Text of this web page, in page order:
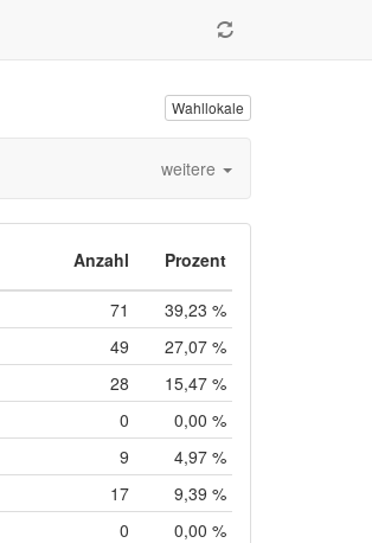
Wahllokale
weitere
Anzahl Prozent
71
39,23 %
49
27,07 %
28
15,47 %
0
0,00 %
9
4,97 %
17
9,39 %
0
0,00 %